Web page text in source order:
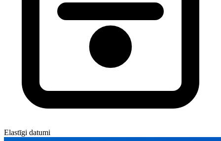
Elastīgi datumi